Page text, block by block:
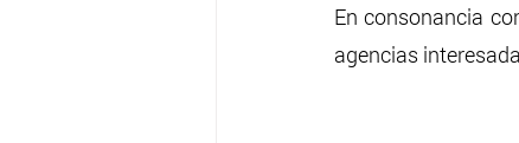
En consonancia
agencias